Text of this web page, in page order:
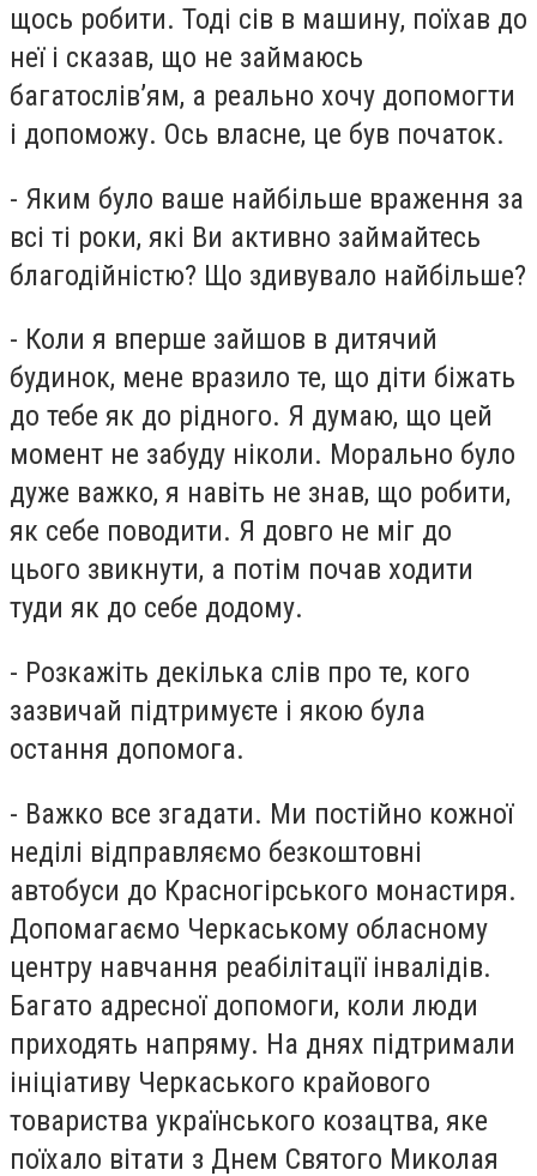
щось робити. Тоді сів в машину, поїхав до
неї і сказав, що не займаюсь
багатослів’ям, а реально хочу допомогти
і допоможу. Ось власне, це був початок.
- Яким було ваше найбільше враження за
всі ті роки, які Ви активно займайтесь
благодійністю? Що здивувало найбільше?
- Коли я вперше зайшов в дитячий
будинок, мене вразило те, що діти біжать
до тебе як до рідного. Я думаю, що цей
момент не забуду ніколи. Морально було
дуже важко, я навіть не знав, що робити,
як себе поводити. Я довго не міг до
цього звикнути, а потім почав ходити
туди як до себе додому.
- Розкажіть декілька слів про те, кого
зазвичай підтримуєте і якою була
остання допомога.
- Важко все згадати. Ми постійно кожної
неділі відправляємо безкоштовні
автобуси до Красногірського монастиря.
Допомагаємо Черкаському обласному
центру навчання реабілітації інвалідів.
Багато адресної допомоги, коли люди
приходять напряму. На днях підтримали
ініціативу Черкаського крайового
товариства українського козацтва, яке
поїхало вітати з Днем Святого Миколая